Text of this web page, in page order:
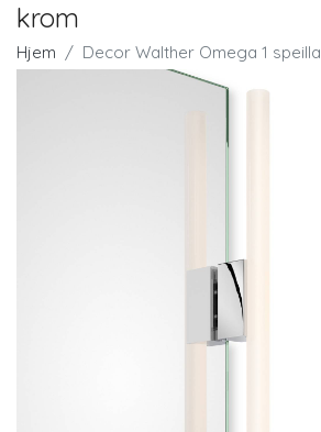
krom
Hjem Decor Walther Omega 1